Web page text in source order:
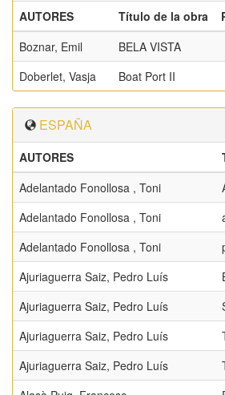
AUTORES Título de la obra
Boznar, Emil
BELA VISTA
Doberlet, Vasja
Boat Port II
ESPAÑA
AUTORES
Adelantado Fonollosa , Toni
Adelantado Fonollosa , Toni
Adelantado Fonollosa , Toni
Ajuriaguerra Saiz, Pedro Luís
Ajuriaguerra Saiz, Pedro Luís
Ajuriaguerra Saiz, Pedro Luís
Ajuriaguerra Saiz, Pedro Luís